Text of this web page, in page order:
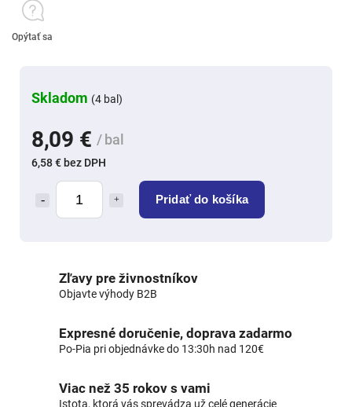
8,09 € / bal
6,58 € bez DPH
Pridať do košíka
Skladom (4 bal)
Opýtať sa
Zľavy pre živnostníkov
Objavte výhody B2B
Expresné doručenie, doprava zadarmo
Po-Pia pri objednávke do 13:30h nad 120€
Viac než 35 rokov s vami
Istota, ktorá vás sprevádza už celé generácie